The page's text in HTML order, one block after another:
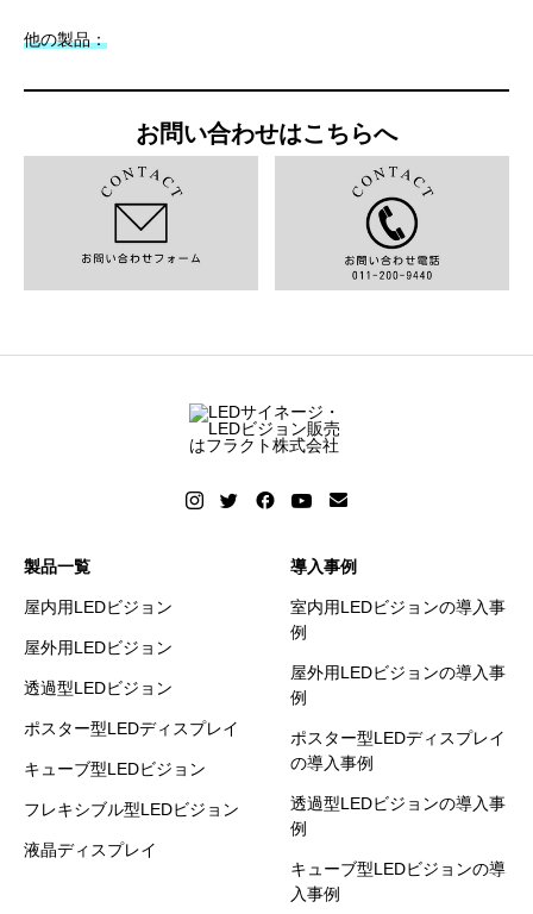
他の製品：
お問い合わせはこちらへ
製品一覧
屋内用LEDビジョン
屋外用LEDビジョン
透過型LEDビジョン
ポスター型LEDディスプレイ
キューブ型LEDビジョン
フレキシブル型LEDビジョン
液晶ディスプレイ
導入事例
室内用LEDビジョンの導入事
例
屋外用LEDビジョンの導入事
例
ポスター型LEDディスプレイ
の導入事例
透過型LEDビジョンの導入事
例
キューブ型LEDビジョンの導
入事例